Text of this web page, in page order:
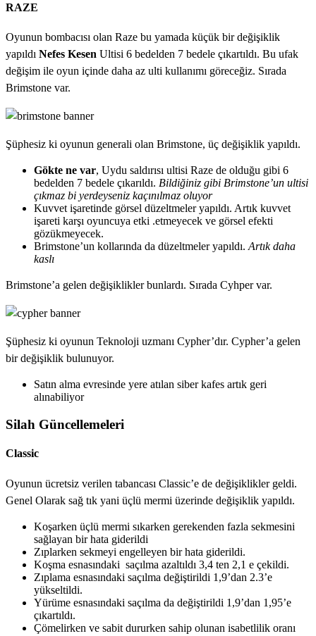
RAZE
Oyunun bombacısı olan Raze bu yamada küçük bir değişiklik
yapıldı Nefes Kesen Ultisi 6 bedelden 7 bedele çıkartıldı. Bu ufak
değişim ile oyun içinde daha az ulti kullanımı göreceğiz. Sırada
Brimstone var.
Şüphesiz ki oyunun generali olan Brimstone, üç değişiklik yapıldı.
Gökte ne var, Uydu saldırısı ultisi Raze de olduğu gibi 6
bedelden 7 bedele çıkarıldı. Bildiğiniz gibi Brimstone’un ultisi
çıkmaz bi yerdeyseniz kaçınılmaz oluyor
Kuvvet işaretinde görsel düzeltmeler yapıldı. Artık kuvvet
işareti karşı oyuncuya etki .etmeyecek ve görsel efekti
gözükmeyecek.
Brimstone’un kollarında da düzeltmeler yapıldı. Artık daha
kaslı
Brimstone’a gelen değişiklikler bunlardı. Sırada Cyhper var.
Şüphesiz ki oyunun Teknoloji uzmanı Cypher’dır. Cypher’a gelen
bir değişiklik bulunuyor.
Satın alma evresinde yere atılan siber kafes artık geri
alınabiliyor
Silah Güncellemeleri
Classic
Oyunun ücretsiz verilen tabancası Classic’e de değişiklikler geldi.
Genel Olarak sağ tık yani üçlü mermi üzerinde değişiklik yapıldı.
Koşarken üçlü mermi sıkarken gerekenden fazla sekmesini
sağlayan bir hata giderildi
Zıplarken sekmeyi engelleyen bir hata giderildi.
Koşma esnasındaki saçılma azaltıldı 3,4 ten 2,1 e çekildi.
Zıplama esnasındaki saçılma değiştirildi 1,9’dan 2.3’e
yükseltildi.
Yürüme esnasındaki saçılma da değiştirildi 1,9’dan 1,95’e
çıkartıldı.
Çömelirken ve sabit dururken sahip olunan isabetlilik oranı